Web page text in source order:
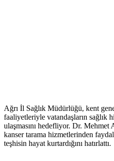
Ağrı İl Sağlık Müdürlüğü, kent
faaliyetleriyle vatandaşların sağlık
ulaşmasını hedefliyor. Dr. Mehmet
kanser tarama hizmetlerinden
teşhisin hayat kurtardığını hatırlattı.